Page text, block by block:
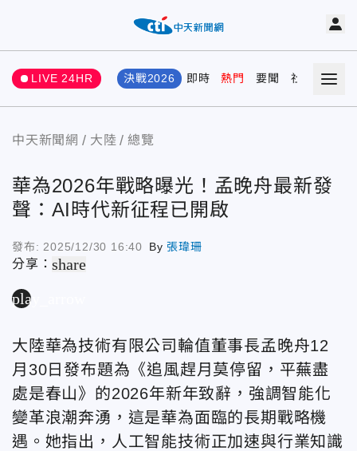
LIVE 24HR 決戰2026 即時 熱門 要聞 社會 娛樂
中天新聞網 大陸 總覽
華為2026年戰略曝光！孟晚舟最新發
聲：AI時代新征程已開啟
發布: 2025/12/30 16:40 By張瑋珊
分享：share
play_arrow
大陸華為技術有限公司輪值董事長孟晚舟12
月30日發布題為《追風趕月莫停留，平蕪盡
處是春山》的2026年新年致辭，強調智能化
變革浪潮奔湧，這是華為面臨的長期戰略機
遇。她指出，人工智能技術正加速與行業知識